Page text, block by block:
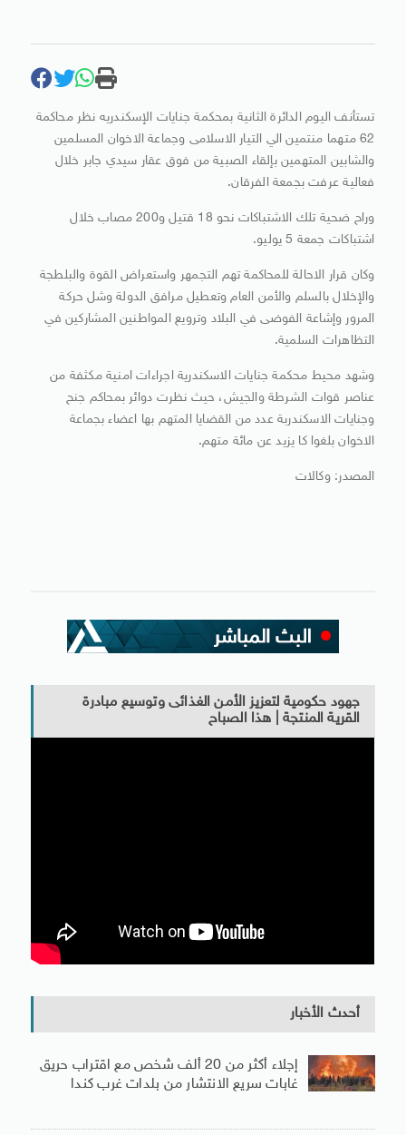
تستأنف اليوم الدائرة الثانية بمحكمة جنايات الإسكندريه نظر محاكمة
62 متهما منتمين الي التيار الاسلامى وجماعة الاخوان المسلمين
والشابين المتهمين بإلقاء الصبية من فوق عقار سيدي جابر خلال
فعالية عرفت بجمعة الفرقان.
وراح ضحية تلك الاشتباكات نحو 18 قتيل و200 مصاب خلال
اشتباكات جمعة 5 يوليو.
وكان قرار الاحالة للمحاكمة تهم التجمهر واستعراض القوة والبلطجة
والإخلال بالسلم والأمن العام وتعطيل مرافق الدولة وشل حركة
المرور وإشاعة الفوضى في البلاد وترويع المواطنين المشاركين في
التظاهرات السلمية.
وشهد محيط محكمة جنايات الاسكندرية اجراءات امنية مكثفة من
عناصر قوات الشرطة والجيش، حيث نظرت دوائر بمحاكم جنح
وجنايات الاسكندربة عدد من القضايا المتهم بها اعضاء بجماعة
الاخوان بلغوا كا يزيد عن مائة متهم.
المصدر: وكالات
جهود حكومية لتعزيز الأمن الغذائى وتوسيع مبادرة
القرية المنتجة | هذا الصباح
أحدث الأخبار
إجلاء أكثر من 20 ألف شخص مع اقتراب حريق
غابات سريع الانتشار من بلدات غرب كندا